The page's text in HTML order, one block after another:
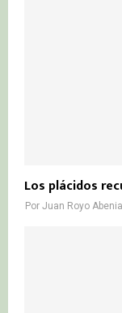
Los plácidos
Por Juan Royo Abenia